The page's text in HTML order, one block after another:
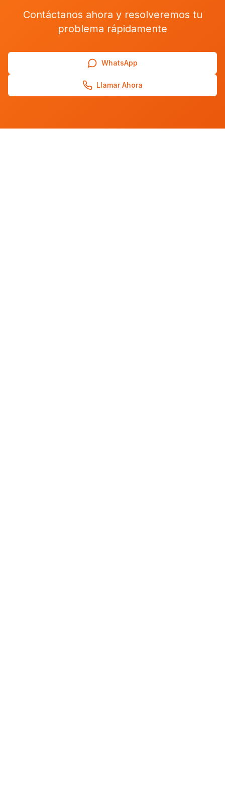
Contáctanos ahora y resolveremos tu
problema rápidamente
WhatsApp
Llamar Ahora